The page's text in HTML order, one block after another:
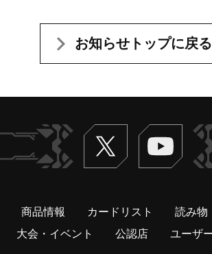
お知らせトップに戻る
Twitter ヴ
商品情報 カードリスト 読み物
大会・イベント 公認店 ユーザ